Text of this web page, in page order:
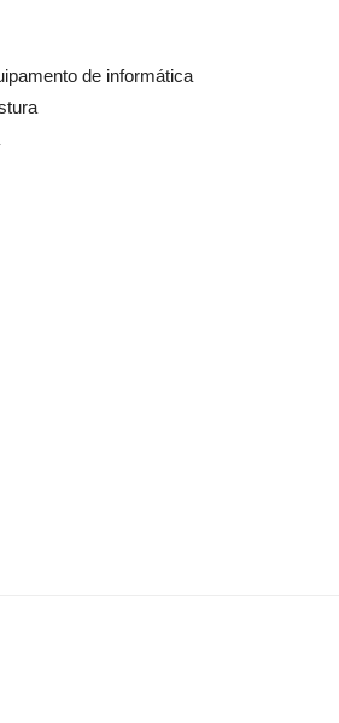
de informática